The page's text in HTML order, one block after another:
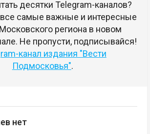
десятки Telegram-каналов?
самые важные и интересные
региона в новом
Не пропусти, подписывайся!
канал издания "Вести
Подмосковья".
нет